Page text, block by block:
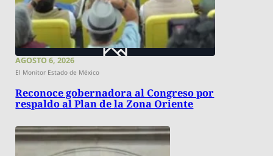
AGOSTO 6, 2026
El Monitor Estado de México
Reconoce gobernadora al Congreso por
respaldo al Plan de la Zona Oriente